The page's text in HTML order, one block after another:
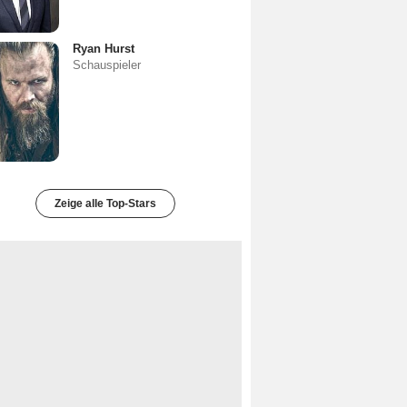
Ryan Hurst
Schauspieler
Zeige alle Top-Stars